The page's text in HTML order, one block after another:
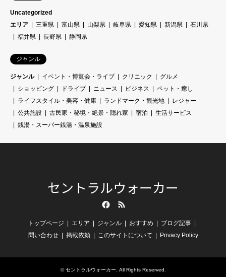
Uncategorized
エリア
三重県 富山県 山梨県 岐阜県 愛知県 新潟県
石川県
福井県
長野県 静岡県
ジャンル
ジャンル イベント・博覧会・ライブ クリニック
グルメ
ショッピング
ドライブ ニュース ビジネス
ペット・癒し
ライフスタイル・美容・健康
ランドマーク・観光地
レジャー
公共施設
古民家・秘境・絶景・隠れ家 宿泊
生活サービス
銭湯・スーパー銭湯・温泉施設
セントラルウォーカー
トップページ エリア ジャンル おすすめ
ブログ記事
問い合わせ
掲載依頼 このサイトについて Privacy Policy
©セントラルウォーカー . All Rights Reserved.